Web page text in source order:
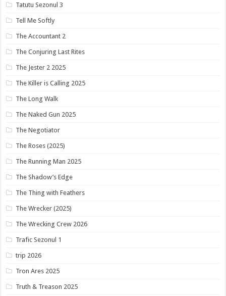
Tatutu Sezonul 3
Tell Me Softly
The Accountant 2
The Conjuring Last Rites
The Jester 2 2025
The Killer is Calling 2025
The Long Walk
The Naked Gun 2025
The Negotiator
The Roses (2025)
The Running Man 2025
The Shadow’s Edge
The Thing with Feathers
The Wrecker (2025)
The Wrecking Crew 2026
Trafic Sezonul 1
trip 2026
Tron Ares 2025
Truth & Treason 2025